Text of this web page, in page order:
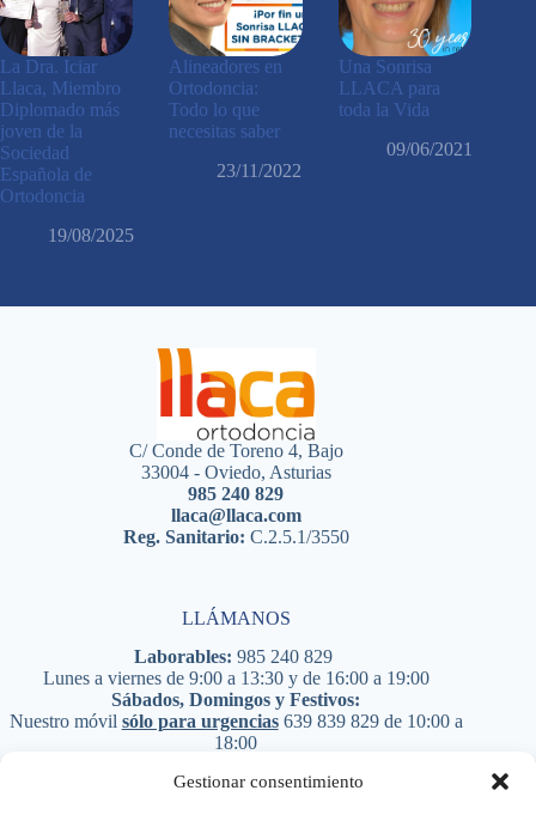
Gestionar consentimiento
La Dra. Iciar
Llaca, Miembro
Diplomado más
joven de la
Sociedad
Española de
Ortodoncia
19/08/2025
Alineadores en
Ortodoncia:
Todo lo que
necesitas saber
23/11/2022
Una Sonrisa
LLACA para
toda la Vida
09/06/2021
C/ Conde de Toreno 4, Bajo
33004 - Oviedo, Asturias
985 240 829
llaca@llaca.com
Reg. Sanitario: C.2.5.1/3550
LLÁMANOS
Laborables: 985 240 829
Lunes a viernes de 9:00 a 13:30 y de 16:00 a 19:00
Sábados, Domingos y Festivos:
Nuestro móvil sólo para urgencias 639 839 829de 10:00 a
18:00